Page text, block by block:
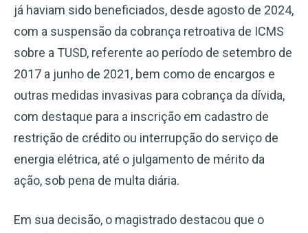
já haviam sido beneficiados, desde agosto de 2024,
com a suspensão da cobrança retroativa de ICMS
sobre a TUSD, referente ao período de setembro de
2017 a junho de 2021, bem como de encargos e
outras medidas invasivas para cobrança da dívida,
com destaque para a inscrição em cadastro de
restrição de crédito ou interrupção do serviço de
energia elétrica, até o julgamento de mérito da
ação, sob pena de multa diária.
Em sua decisão, o magistrado destacou que o